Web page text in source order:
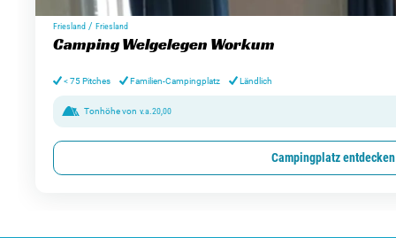
Friesland / Friesland
Camping Welgelegen Workum
< 75 Pitches Familien-Campingplatz Ländlich
Tonhöhe von v.a.20,00
Campingplatz entdecken